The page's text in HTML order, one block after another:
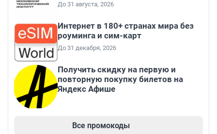
До 31 августа, 2026
Интернет в 180+ странах мира без
роуминга и сим-карт
До 31 декабря, 2026
Получить скидку на первую и
повторную покупку билетов на
Яндекс Афише
Все промокоды